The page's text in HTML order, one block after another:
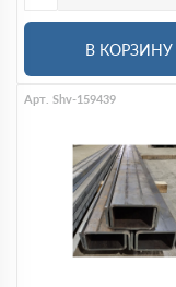
В КОРЗИНУ
Арт. Shv-159439